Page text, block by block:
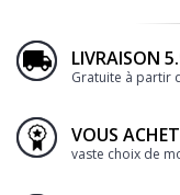
LIVRAISON
Gratuite à partir
VOUS
vaste choix de